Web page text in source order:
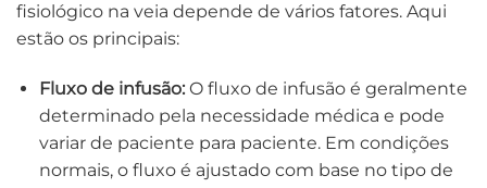
fisiológico na veia depende de vários fatores. Aqui
estão os principais:
Fluxo de infusão:O fluxo de infusão é geralmente
determinado pela necessidade médica e pode
variar de paciente para paciente. Em condições
normais, o fluxo é ajustado com base no tipo de